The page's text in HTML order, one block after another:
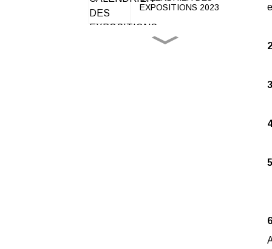
EXPOSITIONS 2023